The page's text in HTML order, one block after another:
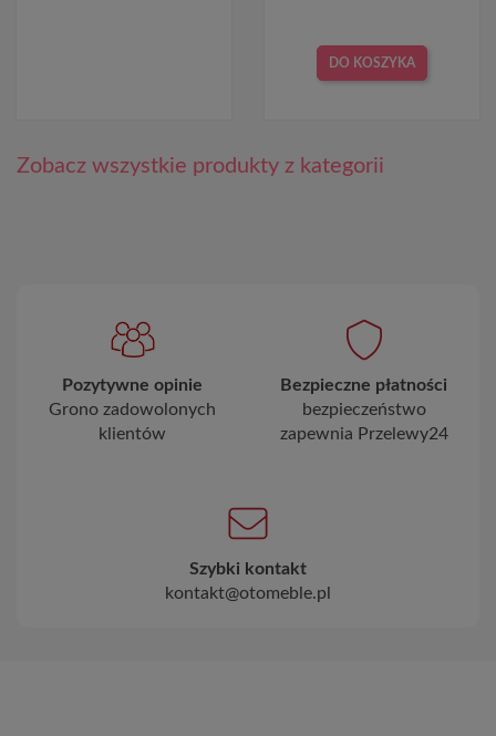
DO KOSZYKA
Zobacz wszystkie produkty z kategorii
Pozytywne opinie
Grono zadowolonych
klientów
Bezpieczne płatności
bezpieczeństwo
zapewnia Przelewy24
Szybki kontakt
kontakt@otomeble.pl